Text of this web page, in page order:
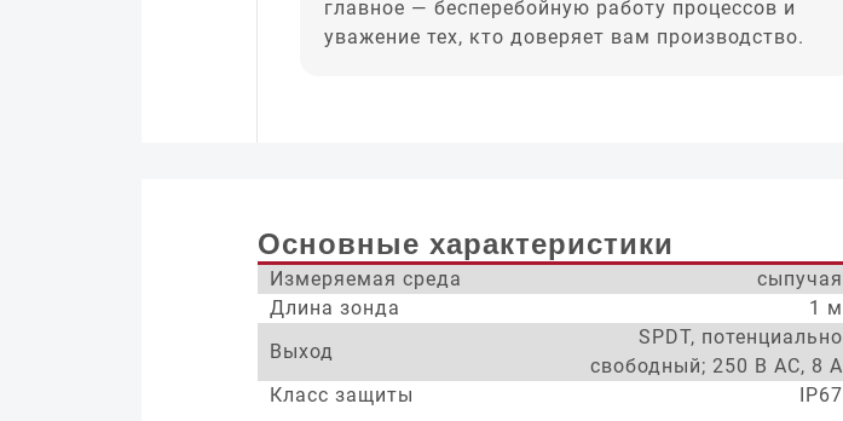
главное — бесперебойную работу процессов и
уважение тех, кто доверяет вам производство.
Основные характеристики
Измеряемая среда
сыпучая
Длина зонда
1 м
Выход
SPDT, потенциально
свободный; 250 В AC, 8 A
Класс защиты
IP67